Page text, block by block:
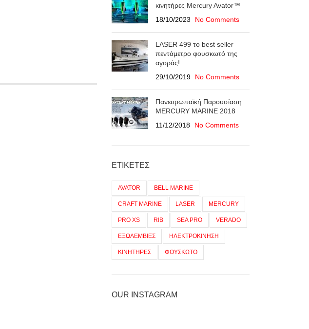
κινητήρες Mercury Avator™
18/10/2023
No Comments
LASER 499 το best seller
πεντάμετρο φουσκωτό της
αγοράς!
29/10/2019
No Comments
Πανευρωπαϊκή Παρουσίαση
ΜERCURY MARINE 2018
11/12/2018
No Comments
ΕΤΙΚΈΤΕΣ
AVATOR BELL MARINE
CRAFT MARINE LASER MERCURY
PRO XS RIB SEA PRO VERADO
ΕΞΩΛΕΜΒΙΕΣ ΗΛΕΚΤΡΟΚΙΝΗΣΗ
ΚΙΝΗΤΗΡΕΣ ΦΟΥΣΚΩΤΟ
OUR INSTAGRAM